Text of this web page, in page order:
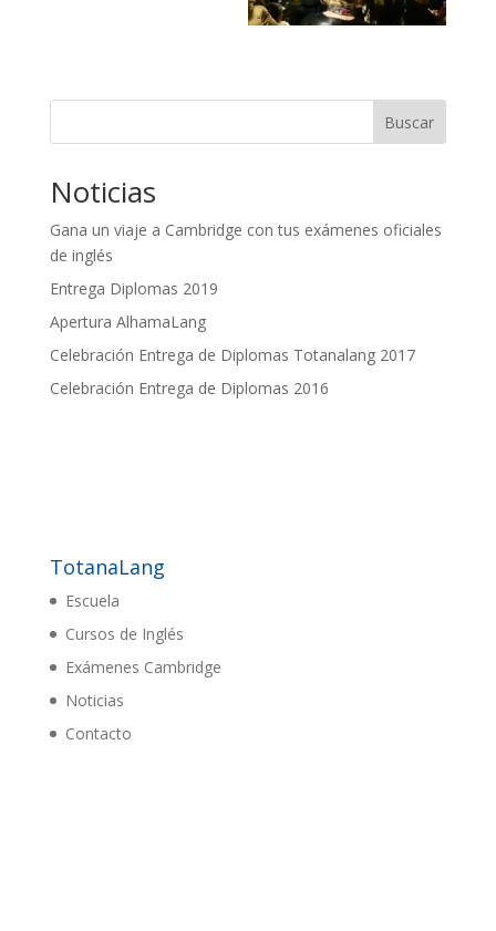
Buscar
Noticias
Gana un viaje a Cambridge con tus exámenes oficiales
de inglés
Entrega Diplomas 2019
Apertura AlhamaLang
Celebración Entrega de Diplomas Totanalang 2017
Celebración Entrega de Diplomas 2016
TotanaLang
Escuela
Cursos de Inglés
Exámenes Cambridge
Noticias
Contacto